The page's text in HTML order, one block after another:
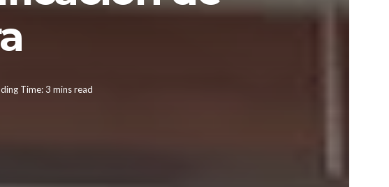
Time: 3 mins read